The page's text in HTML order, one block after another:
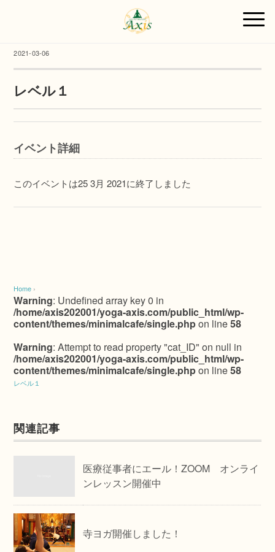
2021-03-06
レベル１
イベント詳細
このイベントは25 3月 2021に終了しました
Home ›
Warning: Undefined array key 0 in
/home/axis202001/yoga-axis.com/public_html/wp-
content/themes/minimalcafe/single.phpon line58
Warning: Attempt to read property "cat_ID" on null in
/home/axis202001/yoga-axis.com/public_html/wp-
content/themes/minimalcafe/single.phpon line58
レベル１
関連記事
医療従事者にエール！ZOOM オンライ
ンレッスン開催中
寺ヨガ開催しました！